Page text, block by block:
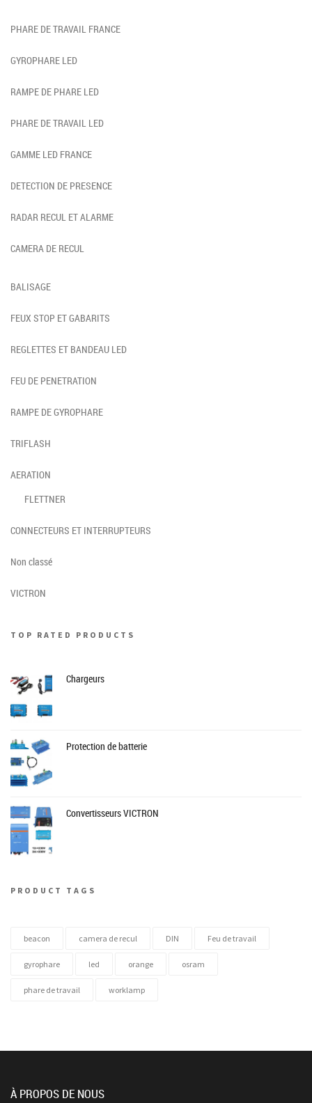
PHARE DE TRAVAIL FRANCE
GYROPHARE LED
RAMPE DE PHARE LED
PHARE DE TRAVAIL LED
GAMME LED FRANCE
DETECTION DE PRESENCE
RADAR RECUL ET ALARME
CAMERA DE RECUL
BALISAGE
FEUX STOP ET GABARITS
REGLETTES ET BANDEAU LED
FEU DE PENETRATION
RAMPE DE GYROPHARE
TRIFLASH
AERATION
FLETTNER
CONNECTEURS ET INTERRUPTEURS
Non classé
VICTRON
TOP RATED PRODUCTS
Chargeurs
Protection de batterie
Convertisseurs VICTRON
PRODUCT TAGS
beacon camera de recul DIN Feu de travail
gyrophare led orange osram
phare de travail worklamp
À PROPOS DE NOUS